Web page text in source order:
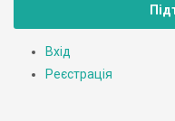
Вхід
Реєстрація